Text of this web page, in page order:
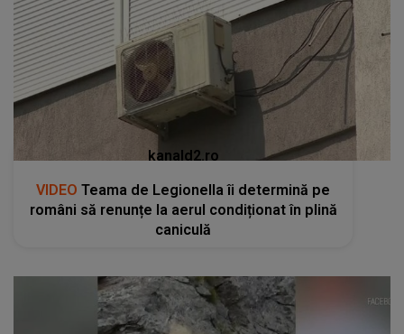
kanald2.ro
VIDEO Teama de Legionella îi determină pe
români să renunțe la aerul condiționat în plină
caniculă